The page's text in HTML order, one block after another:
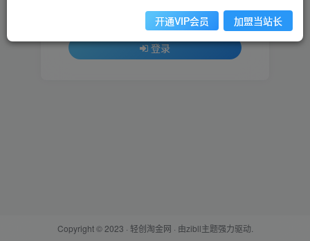
找回密码
登录
Copyright © 2023 · 轻创淘金网 · 由zibll主题强力驱动.
开通VIP会员 加盟当站长